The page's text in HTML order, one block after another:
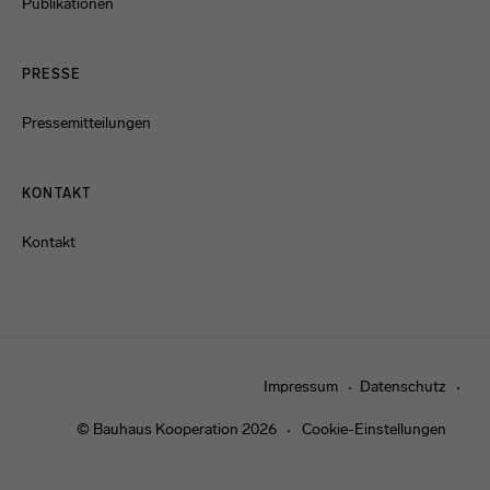
Publikationen
PRESSE
Pressemitteilungen
KONTAKT
Kontakt
Impressum Datenschutz
© Bauhaus Kooperation 2026 Cookie-Einstellungen